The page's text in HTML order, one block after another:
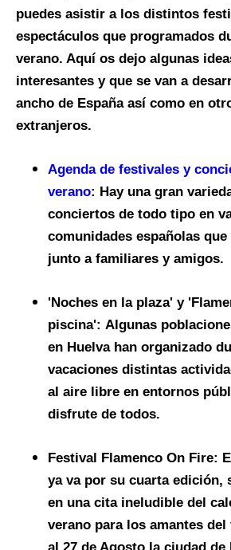
puedes asistir a los distintos
espectáculos que programados
verano. Aquí os dejo algunas
interesantes y que se van a
ancho de España así como en
extranjeros.
Agenda de festivales y
verano: Hay una gran
conciertos de todo tipo en
comunidades españolas
junto a familiares y amigos.
'Noches en la plaza' y
piscina': Algunas
en Huelva han organizado
vacaciones distintas
al aire libre en entornos
disfrute de todos.
Festival Flamenco On Fire:
ya va por su cuarta edición,
en una cita ineludible del
verano para los amantes del